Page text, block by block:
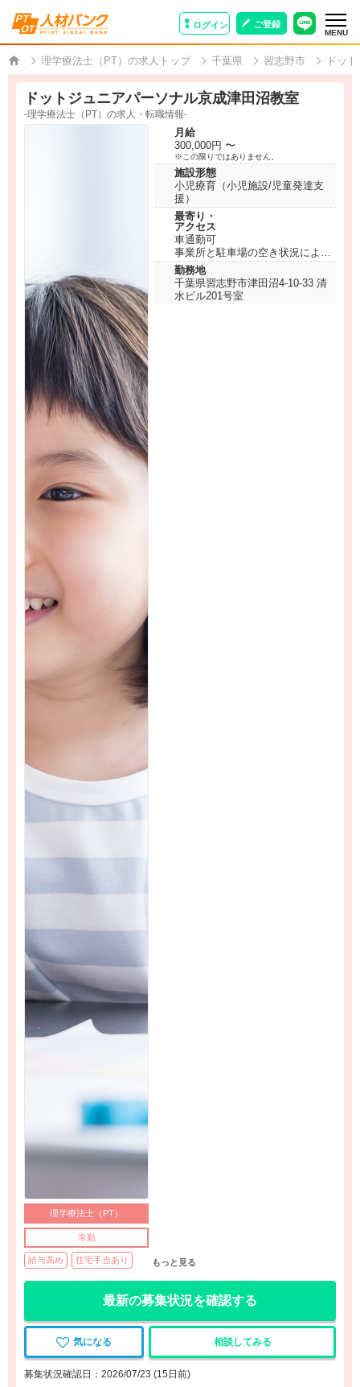
ログイン ご登録
MENU
理学療法士（PT）の求人トップ 千葉県 習志野市 ドッ
ドットジュニアパーソナル京成津田沼教室
-理学療法士（PT）の求人・転職情報-
理学療法士（PT）
常勤
月給
300,000円 〜
※この限りではありません。
施設形態
小児療育（小児施設/児童発達支
援）
最寄り・
アクセス
車通勤可
事業所と駐車場の空き状況による
※キャリアパートナーにお問い合
わせください。
勤務地
千葉県習志野市津田沼4-10-33 清
水ビル201号室
給与高め 住宅手当あり もっと見る
最新の募集状況を確認する
気になる 相談してみる
募集状況確認日：2026/07/23 (15日前)